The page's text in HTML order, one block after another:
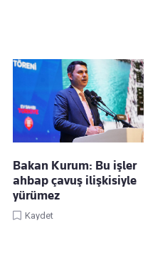
Bakan Kurum: Bu işler
ahbap çavuş ilişkisiyle
yürümez
Kaydet